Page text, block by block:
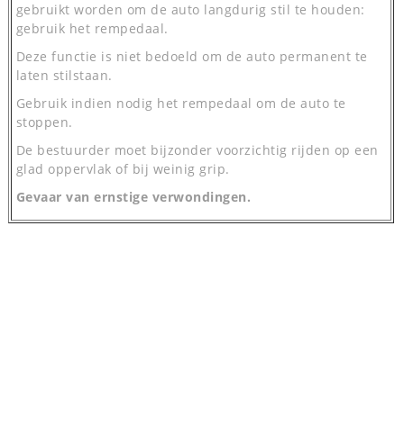
gebruikt worden om de auto langdurig stil te houden:
gebruik het rempedaal.
Deze functie is niet bedoeld om de auto permanent te
laten stilstaan.
Gebruik indien nodig het rempedaal om de auto te
stoppen.
De bestuurder moet bijzonder voorzichtig rijden op een
glad oppervlak of bij weinig grip.
Gevaar van ernstige verwondingen.